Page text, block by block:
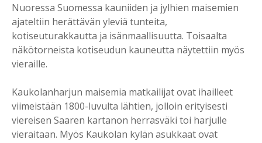
Nuoressa Suomessa kauniiden ja jylhien maisemien
ajateltiin herättävän yleviä tunteita,
kotiseuturakkautta ja isänmaallisuutta. Toisaalta
näkötorneista kotiseudun kauneutta näytettiin myös
vieraille.
Kaukolanharjun maisemia matkailijat ovat ihailleet
viimeistään 1800-luvulta lähtien, jolloin erityisesti
viereisen Saaren kartanon herrasväki toi harjulle
vieraitaan. Myös Kaukolan kylän asukkaat ovat